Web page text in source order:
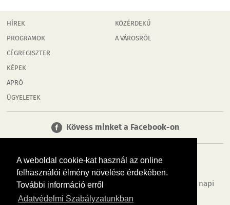
A weboldal cookie-kat használ az online
felhasználói élmény növelése érdekében.
További információ erről
Adatvédelmi Szabályzatunkban
HÍREK
PROGRAMOK
CÉGREGISZTER
KÉPEK
APRÓ
ÜGYELETEK
KÖZÉRDEKŰ
A VÁROSRÓL
Kövess minket a Facebook-on
Tudj meg többet városodról! Hírek, programok, képek, napi
menü, cégek…. és minden, ami Győr